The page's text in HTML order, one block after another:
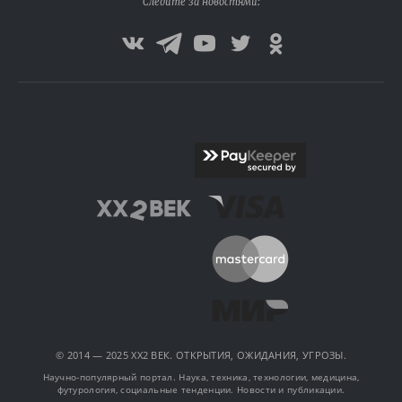
© 2014 — 2025 XX2 ВЕК. ОТКРЫТИЯ, ОЖИДАНИЯ, УГРОЗЫ.
Научно-популярный портал. Наука, техника, технологии, медицина,
футурология, социальные тенденции. Новости и публикации.